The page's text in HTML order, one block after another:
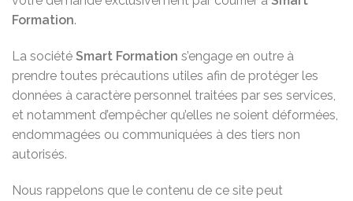
Formation.
La société Smart Formation s’engage en outre à
prendre toutes précautions utiles afin de protéger les
données à caractère personnel traitées par ses services,
et notamment d’empêcher qu’elles ne soient déformées,
endommagées ou communiquées à des tiers non
autorisés.
Nous rappelons que le contenu de ce site peut